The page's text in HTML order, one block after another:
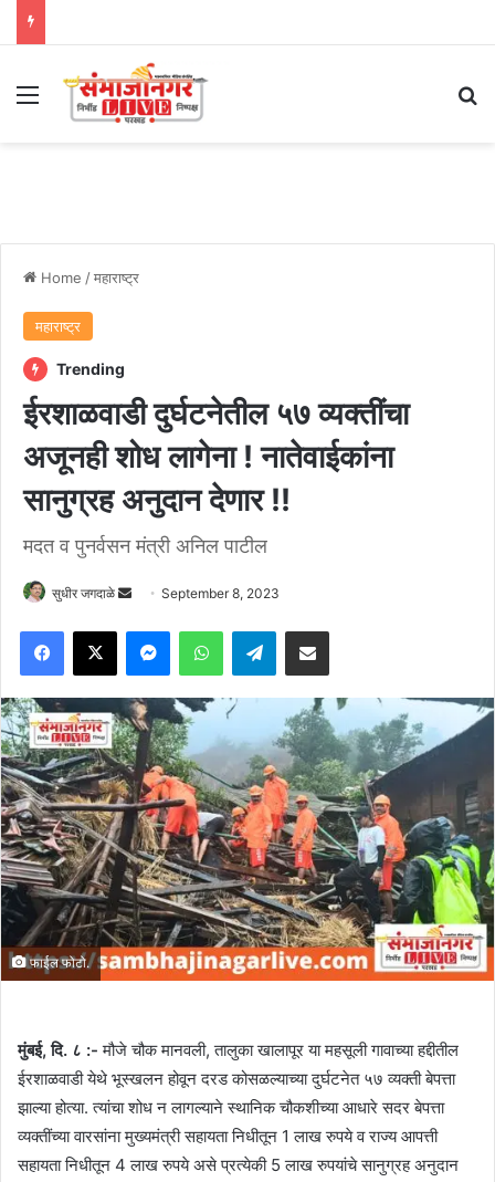
Menu
Home /महाराष्ट्र
महाराष्ट्र
Trending
ईरशाळवाडी दुर्घटनेतील ५७ व्यक्तींचा
अजूनही शोध लागेना ! नातेवाईकांना
सानुग्रह अनुदान देणार !!
मदत व पुनर्वसन मंत्री अनिल पाटील
सुधीर जगदाळे
Send
email
September 8, 2023
Facebook
X MessengerWhatsAppTelegramShare via Email
फाईल फोटो.
मुंबई, दि. ८ :- मौजे चौक मानवली, तालुका खालापूर या महसूली गावाच्या हद्दीतील
ईरशाळवाडी येथे भूस्खलन होवून दरड कोसळल्याच्या दुर्घटनेत ५७ व्यक्ती बेपत्ता
झाल्या होत्या. त्यांचा शोध न लागल्याने स्थानिक चौकशीच्या आधारे सदर बेपत्ता
व्यक्तींच्या वारसांना मुख्यमंत्री सहायता निधीतून 1 लाख रुपये व राज्य आपत्ती
सहायता निधीतून 4 लाख रुपये असे प्रत्येकी 5 लाख रुपयांचे सानुग्रह अनुदान